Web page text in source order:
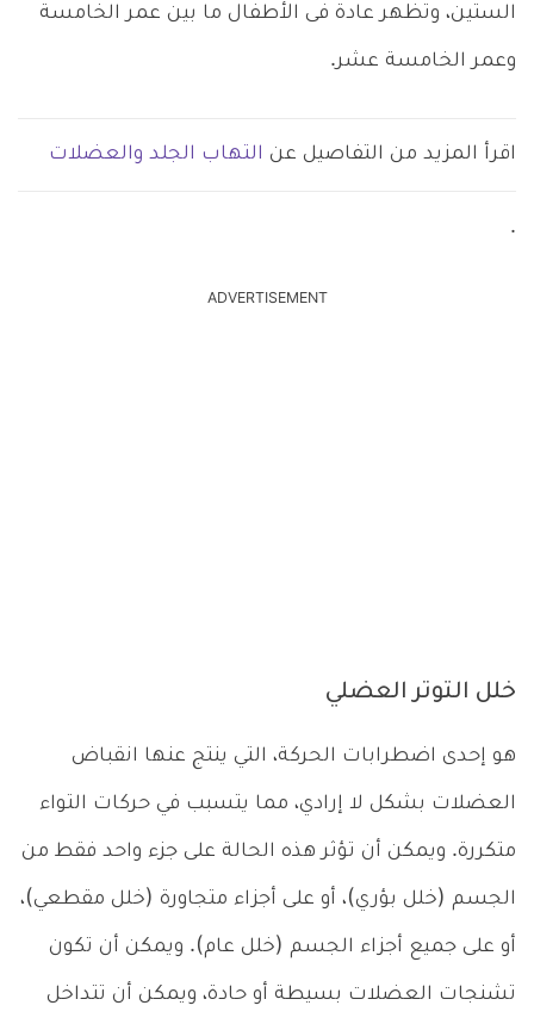
الستين، وتظهر عادة فى الأطفال ما بين عمر الخامسة
وعمر الخامسة عشر.
اقرأ المزيد من التفاصيل عن التهاب الجلد والعضلات
.
ADVERTISEMENT
خلل التوتر العضلي
هو إحدى اضطرابات الحركة، التي ينتج عنها انقباض
العضلات بشكل لا إرادي، مما يتسبب في حركات التواء
متكررة. ويمكن أن تؤثر هذه الحالة على جزء واحد فقط من
الجسم (خلل بؤري)، أو على أجزاء متجاورة (خلل مقطعي)،
أو على جميع أجزاء الجسم (خلل عام). ويمكن أن تكون
تشنجات العضلات بسيطة أو حادة، ويمكن أن تتداخل